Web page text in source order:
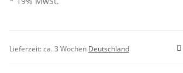
Lieferzeit:ca. 3 Wochen Deutschland